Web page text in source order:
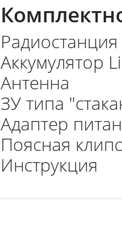
Аккумулятор
Антенна
ЗУ типа
Адаптер
Поясная
Инструкция